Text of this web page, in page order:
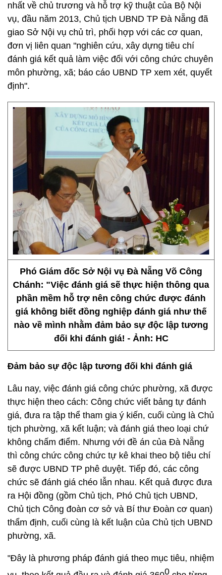
nhất về chủ trương và hỗ trợ kỹ thuật của Bộ Nội
vụ, đầu năm 2013, Chủ tịch UBND TP Đà Nẵng đã
giao Sở Nội vụ chủ trì, phối hợp với các cơ quan,
đơn vị liên quan "nghiên cứu, xây dựng tiêu chí
đánh giá kết quả làm việc đối với công chức chuyên
môn phường, xã; báo cáo UBND TP xem xét, quyết
định".
Phó Giám đốc Sở Nội vụ Đà Nẵng Võ Công
Chánh: "Việc đánh giá sẽ thực hiện thông qua
phần mềm hỗ trợ nên công chức được đánh
giá không biết đồng nghiệp đánh giá như thế
nào về mình nhằm đảm bảo sự độc lập tương
đối khi đánh giá! - Ảnh: HC
Đảm bảo sự độc lập tương đối khi đánh giá
Lâu nay, việc đánh giá công chức phường, xã được
thực hiện theo cách: Công chức viết bảng tự đánh
giá, đưa ra tập thể tham gia ý kiến, cuối cùng là Chủ
tịch phường, xã kết luận; và đánh giá theo loại chứ
không chấm điểm. Nhưng với đề án của Đà Nẵng
thì công chức công chức tự kê khai theo bộ tiêu chí
sẽ được UBND TP phê duyệt. Tiếp đó, các công
chức sẽ đánh giá chéo lẫn nhau. Kết quả được đưa
ra Hội đồng (gồm Chủ tịch, Phó Chủ tịch UBND,
Chủ tịch Công đoàn cơ sở và Bí thư Đoàn cơ quan)
thẩm định, cuối cùng là kết luận của Chủ tịch UBND
phường, xã.
"Đây là phương pháp đánh giá theo mục tiêu, nhiệm
0